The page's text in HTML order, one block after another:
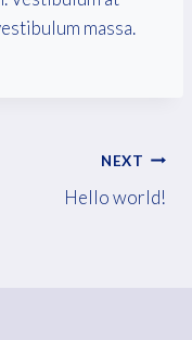
massa.
NEXT
Hello world!